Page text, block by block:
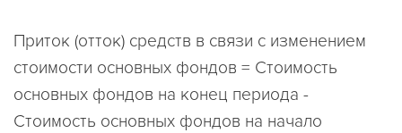
Приток (отток) средств в связи с изменением
стоимости основных фондов = Стоимость
основных фондов на конец периода -
Стоимость основных фондов на начало